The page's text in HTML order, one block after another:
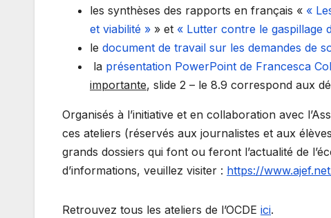
les synthèses des rapports en français « «
et viabilité » » et « Lutter contre le gaspillage
le document de travail sur les demandes de
la présentation PowerPoint de Francesca
importante, slide 2 – le 8.9 correspond aux
Organisés à l’initiative et en collaboration avec
ces ateliers (réservés aux journalistes et aux
grands dossiers qui font ou feront l’actualité de
d’informations, veuillez visiter : https://
Retrouvez tous les ateliers de l’OCDE ici.